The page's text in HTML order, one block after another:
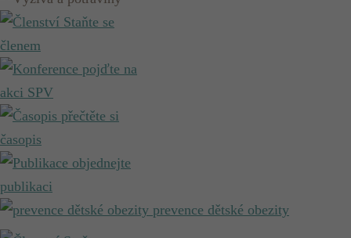
Staňte se
členem
pojďte na
akci SPV
přečtěte si
časopis
objednejte
publikaci
prevence dětské obezity